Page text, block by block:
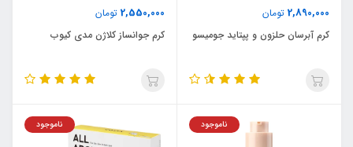
2,890,000 تومان
کرم آبرسان حلزون و پپتاید جومیسو
2,550,000 تومان
کرم جوانساز کلاژن مدی کیوب
ناموجود ناموجود